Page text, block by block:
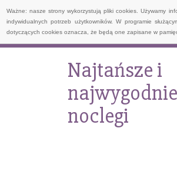
Ważne: nasze strony wykorzystują pliki cookies. Używamy
indywidualnych potrzeb użytkowników. W programie
dotyczących cookies oznacza, że będą one zapisane w
Najtańsze i
noclegi